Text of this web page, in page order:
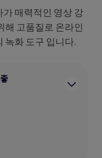
매력적인 영상 강
해 고품질로 온라인
녹화 도구 입니다.